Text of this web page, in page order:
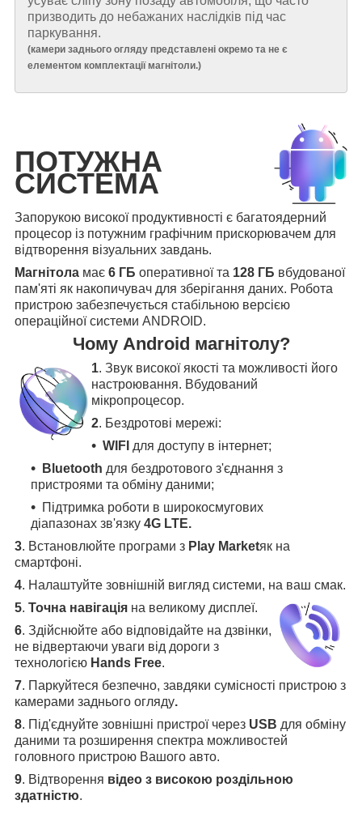
призводить до небажаних наслідків під час
паркування.
(камери заднього огляду представлені окремо та не є
елементом комплектації магнітоли.)
ПОТУЖНА
СИСТЕМА
Запорукою високої продуктивності є багатоядерний
процесор із потужним графічним прискорювачем для
відтворення візуальних завдань.
Магнітола має 6 ГБ оперативної та 128 ГБ вбудованої
пам'яті як накопичувач для зберігання даних. Робота
пристрою забезпечується стабільною версією
операційної системи ANDROID.
Чому Android магнітолу?
1. Звук високої якості та можливості його
настроювання. Вбудований
мікропроцесор.
2. Бездротові мережі:
WIFI для доступу в інтернет;
Bluetooth для бездротового з'єднання з
пристроями та обміну даними;
Підтримка роботи в широкосмугових
діапазонах зв'язку 4G LTE.
3. Встановлюйте програми з Play Marketяк на
смартфоні.
4. Налаштуйте зовнішній вигляд системи, на ваш смак.
5. Точна навігація на великому дисплеї.
6. Здійснюйте або відповідайте на дзвінки,
не відвертаючи уваги від дороги з
технологією Hands Free.
7. Паркуйтеся безпечно, завдяки сумісності пристрою з
камерами заднього огляду.
8. Під'єднуйте зовнішні пристрої через USB для обміну
даними та розширення спектра можливостей
головного пристрою Вашого авто.
9. Відтворення відео з високою роздільною
здатністю.